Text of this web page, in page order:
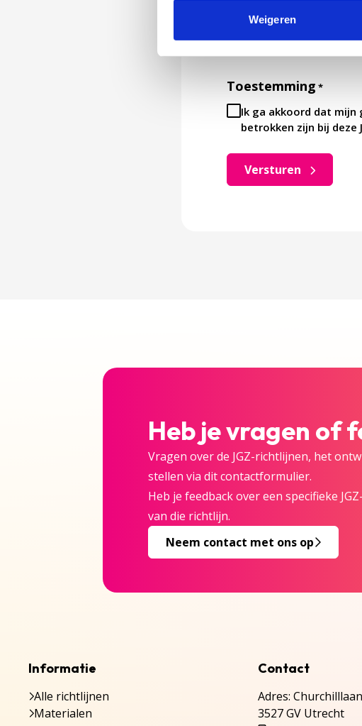
Weigeren
Jouw feedback wordt
Toestemming *
Ik ga akkoord dat
betrokken zijn bij deze
Versturen
Heb je vragen of
Vragen over de JGZ-richtlijnen, het
stellen via dit contactformulier.
Heb je feedback over een specifieke
van die richtlijn.
Neem contact met ons op
Informatie
Alle richtlijnen
Materialen
Contact
Adres:
3527 GV Utrecht